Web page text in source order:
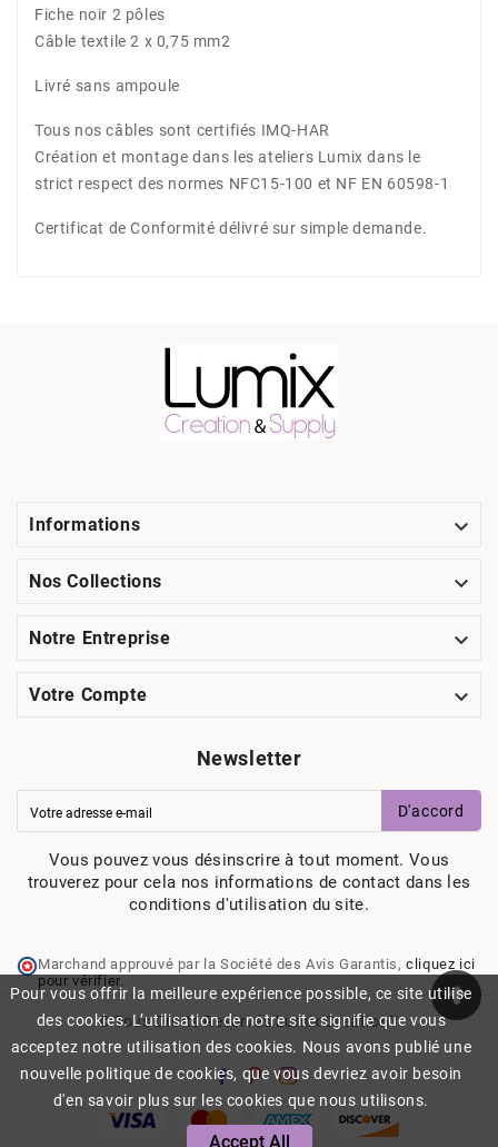
Pour vous offrir la meilleure expérience possible, ce site utilise
des cookies. L’utilisation de notre site signifie que vous
acceptez notre utilisation des cookies. Nous avons publié une
nouvelle politique de cookies, que vous devriez avoir besoin
d'en savoir plus sur les cookies que nous utilisons.
Accept All
Fiche noir 2 pôles
Câble textile 2 x 0,75 mm2
Livré sans ampoule
Tous nos câbles sont certifiés IMQ-HAR
Création et montage dans les ateliers Lumix dans le
strict respect des normes NFC15-100 et NF EN 60598-1
Certificat de Conformité délivré sur simple demande.
Informations 
Nos Collections 
Notre Entreprise 
Votre Compte 
Newsletter
D'accord
Vous pouvez vous désinscrire à tout moment. Vous
trouverez pour cela nos informations de contact dans les
conditions d'utilisation du site.
Marchand approuvé par la Société des Avis Garantis,cliquez ici
pour vérifier.
© Tous Droits Reservés Lumix Creation™